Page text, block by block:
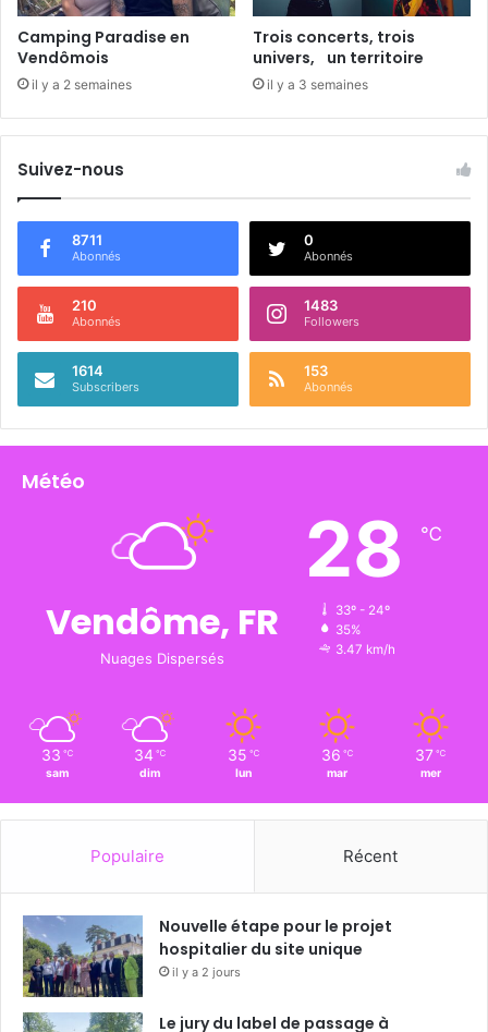
i
n
e
Camping Paradise en
Vendômois
il y a 2 semaines
Trois concerts, trois
univers, un territoire
il y a 3 semaines
Suivez-nous
8711
Abonnés
0
Abonnés
210
Abonnés
1483
Followers
1614
Subscribers
153
Abonnés
Météo
Vendôme, FR
Nuages Dispersés
28 ℃
33º - 24º
35%
3.47 km/h
33 ℃
sam
34 ℃
dim
35 ℃
lun
36 ℃
mar
37 ℃
mer
Populaire Récent
Nouvelle étape pour le projet
hospitalier du site unique
il y a 2 jours
Le jury du label de passage à